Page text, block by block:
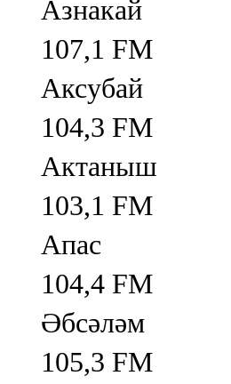
Азнакай
107,1 FM
Аксубай
104,3 FM
Актаныш
103,1 FM
Апас
104,4 FM
Әбсәләм
105,3 FM